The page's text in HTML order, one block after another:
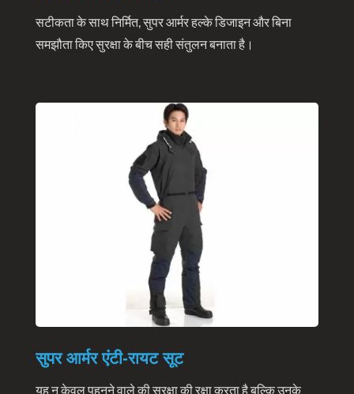
सटीकता के साथ निर्मित, सुपर आर्मर हल्के डिजाइन और बिना
समझौता किए सुरक्षा के बीच सही संतुलन बनाता है।
सुपर आर्मर एंटी-रायट सूट
यह न केवल पहनने वाले की सुरक्षा की रक्षा करता है बल्कि उनके